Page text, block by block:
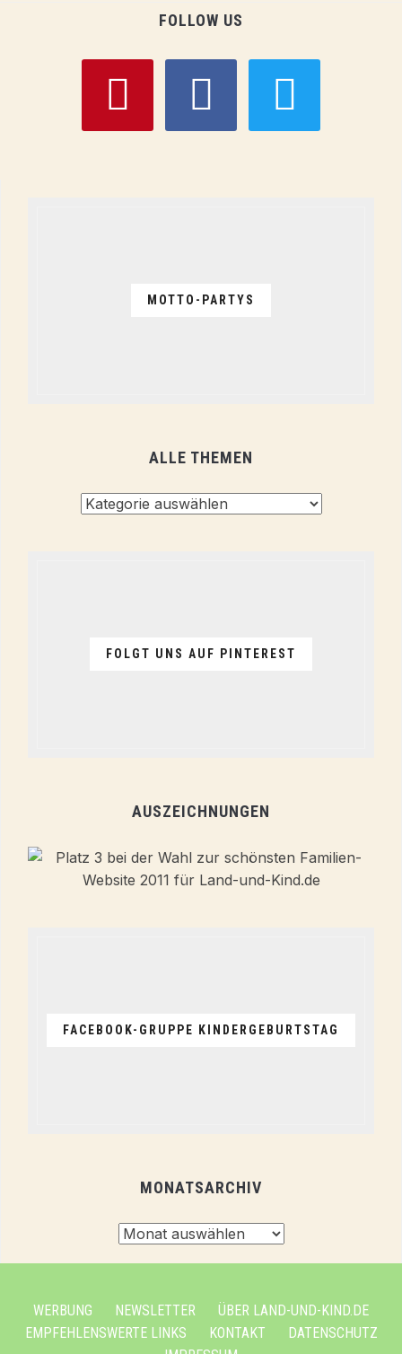
FOLLOW US
MOTTO-PARTYS
ALLE THEMEN
FOLGT UNS AUF PINTEREST
AUSZEICHNUNGEN
FACEBOOK-GRUPPE KINDERGEBURTSTAG
MONATSARCHIV
WERBUNG NEWSLETTER
ÜBER LAND-UND-KIND.DE
EMPFEHLENSWERTE LINKS
KONTAKT
DATENSCHUTZ